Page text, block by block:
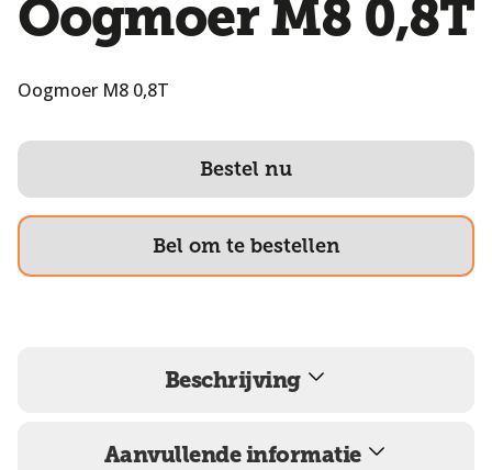
Oogmoer M8 0,8T
Oogmoer M8 0,8T
Bestel nu
Bel om te bestellen
Beschrijving
Aanvullende informatie